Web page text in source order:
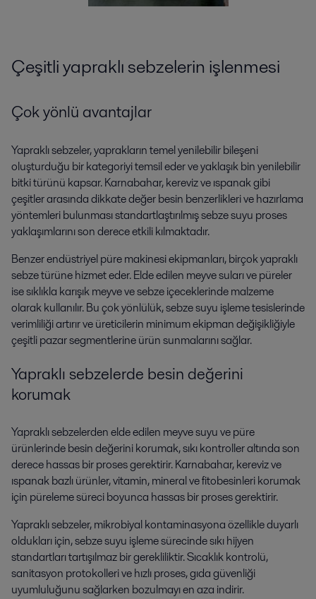
Çeşitli yapraklı sebzelerin işlenmesi
Çok yönlü avantajlar
Yapraklı sebzeler, yaprakların temel yenilebilir bileşeni
oluşturduğu bir kategoriyi temsil eder ve yaklaşık bin yenilebilir
bitki türünü kapsar. Karnabahar, kereviz ve ıspanak gibi
çeşitler arasında dikkate değer besin benzerlikleri ve hazırlama
yöntemleri bulunması standartlaştırılmış sebze suyu proses
yaklaşımlarını son derece etkili kılmaktadır.
Benzer endüstriyel püre makinesi ekipmanları, birçok yapraklı
sebze türüne hizmet eder. Elde edilen meyve suları ve püreler
ise sıklıkla karışık meyve ve sebze içeceklerinde malzeme
olarak kullanılır. Bu çok yönlülük, sebze suyu işleme tesislerinde
verimliliği artırır ve üreticilerin minimum ekipman değişikliğiyle
çeşitli pazar segmentlerine ürün sunmalarını sağlar.
Yapraklı sebzelerde besin değerini
korumak
Yapraklı sebzelerden elde edilen meyve suyu ve püre
ürünlerinde besin değerini korumak, sıkı kontroller altında son
derece hassas bir proses gerektirir. Karnabahar, kereviz ve
ıspanak bazlı ürünler, vitamin, mineral ve fitobesinleri korumak
için püreleme süreci boyunca hassas bir proses gerektirir.
Yapraklı sebzeler, mikrobiyal kontaminasyona özellikle duyarlı
oldukları için, sebze suyu işleme sürecinde sıkı hijyen
standartları tartışılmaz bir gerekliliktir. Sıcaklık kontrolü,
sanitasyon protokolleri ve hızlı proses, gıda güvenliği
uyumluluğunu sağlarken bozulmayı en aza indirir.